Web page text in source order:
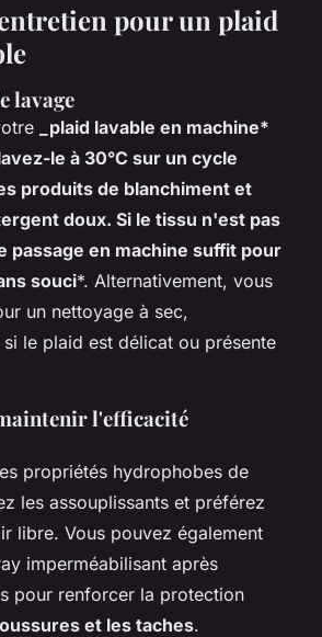
pour un plaid
lavage
_plaid lavable en machine*
le à 30°C sur un cycle
produits de blanchiment et
doux. Si le tissu n'est pas
passage en machine suffit pour
souci*. Alternativement, vous
un nettoyage à sec,
le plaid est délicat ou présente
l'efficacité
propriétés hydrophobes de
les assouplissants et préférez
libre. Vous pouvez également
imperméabilisant après
pour renforcer la protection
et les taches.